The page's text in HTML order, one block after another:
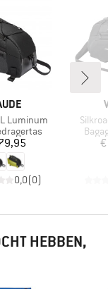
Luminum
Prijs
0,0(0)
Artikel
HEBBEN,